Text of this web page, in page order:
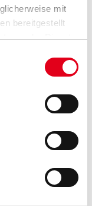
mit
bereitgestellt
der Dienste